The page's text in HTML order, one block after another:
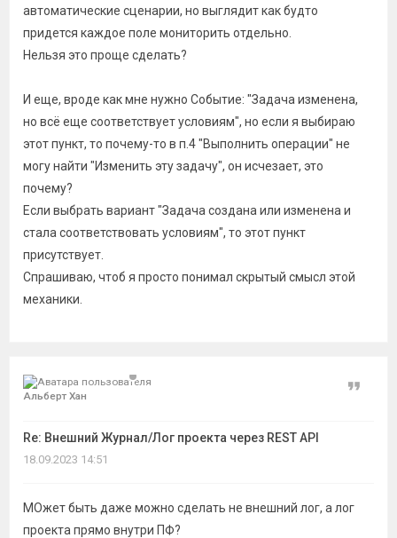
автоматические сценарии, но выглядит как будто
придется каждое поле мониторить отдельно.
Нельзя это проще сделать?
И еще, вроде как мне нужно Событие: "Задача изменена,
но всё еще соответствует условиям", но если я выбираю
этот пункт, то почему-то в п.4 "Выполнить операции" не
могу найти "Изменить эту задачу", он исчезает, это
почему?
Если выбрать вариант "Задача создана или изменена и
стала соответствовать условиям", то этот пункт
присутствует.
Спрашиваю, чтоб я просто понимал скрытый смысл этой
механики.
Альберт Хан
Re: Внешний Журнал/Лог проекта через REST API
Цитата
18.09.2023 14:51
МОжет быть даже можно сделать не внешний лог, а лог
проекта прямо внутри ПФ?